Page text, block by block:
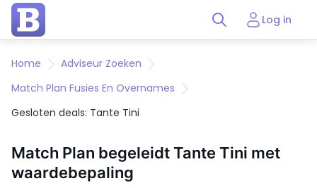
Log in
Home
Adviseur Zoeken
Match Plan Fusies En Overnames
Gesloten deals: Tante Tini
Match Plan begeleidt Tante Tini met
waardebepaling